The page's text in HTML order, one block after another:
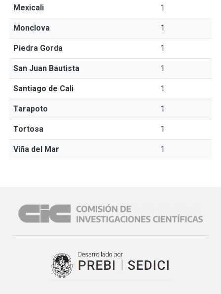
Mexicali 1
Monclova 1
Piedra Gorda 1
San Juan Bautista 1
Santiago de Cali 1
Tarapoto 1
Tortosa 1
Viña del Mar 1